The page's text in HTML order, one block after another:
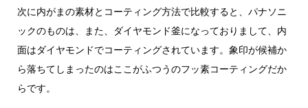
次に内がまの素材とコーティング方法で比較すると、パナソニ
ックのものは、また、ダイヤモンド釜になっておりまして、内
面はダイヤモンドでコーティングされています。象印が候補か
ら落ちてしまったのはここがふつうのフッ素コーティングだか
らです。